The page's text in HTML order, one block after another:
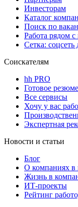
Инвесторам
Каталог
Поиск по
Работа рядом с
Сетка: соцсеть
Соискателям
hh PRO
Готовое резюме
Все сервисы
Хочу у вас
Экспертная
Новости и статьи
Блог
О компаниях в
Жизнь в
ИТ-проекты
Рейтинг